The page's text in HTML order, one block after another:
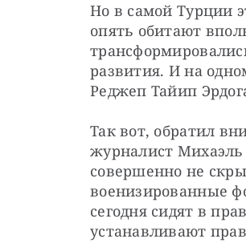
Но в самой Турции
опять обитают
развития. И на
Реджеп Тайип
Так вот, обратил
журналист
совершенно не
военизированные
сегодня сидят в
устанавливают